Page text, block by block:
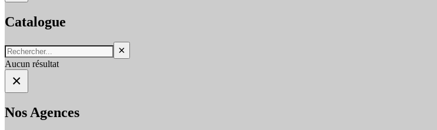
Catalogue
×
Aucun résultat
×
Nos Agences